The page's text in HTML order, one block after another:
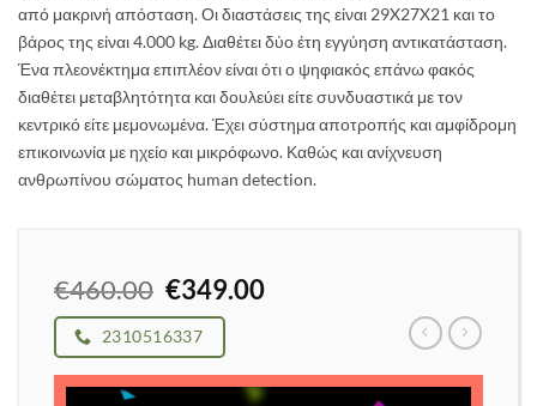
από μακρινή απόσταση. Οι διαστάσεις της είναι 29X27X21 και το
βάρος της είναι 4.000 kg. Διαθέτει δύο έτη εγγύηση αντικατάσταση.
Ένα πλεονέκτημα επιπλέον είναι ότι ο ψηφιακός επάνω φακός
διαθέτει μεταβλητότητα και δουλεύει είτε συνδυαστικά με τον
κεντρικό είτε μεμονωμένα. Έχει σύστημα αποτροπής και αμφίδρομη
επικοινωνία με ηχείο και μικρόφωνο. Καθώς και ανίχνευση
ανθρωπίνου σώματος human detection.
€460.00 Original
price
was:
€460.00.
€349.00Η
€349.00.
2310516337